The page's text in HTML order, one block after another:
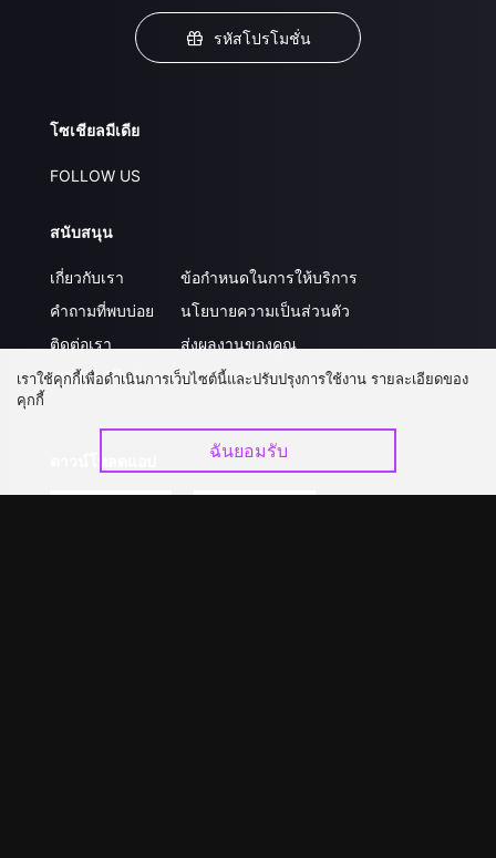
รหัสโปรโมชั่น
โซเชียลมีเดีย
FOLLOW US
สนับสนุน
เกี่ยวกับเรา
คำถามที่พบบ่อย
ติดต่อเรา
อัปเกรด วีไอพี
ข้อกำหนดในการให้บริการ
นโยบายความเป็นส่วนตัว
ส่งผลงานของคุณ
ร่วมงานกับเรา
เราใช้คุกกี้เพื่อดำเนินการเว็บไซต์นี้และปรับปรุงการใช้งาน รายละเอียดของ
คุกกี้
ฉันยอมรับ